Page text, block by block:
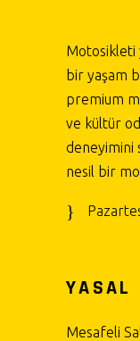
Motosikleti
bir yaşam
premium
ve kültür
deneyimini
nesil bir
YASAL
Mesafeli